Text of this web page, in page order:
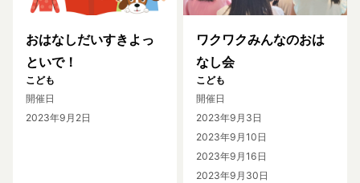
おはなしだいすきよっ
といで！
こども
開催日
2023年9月2日
ワクワクみんなのおは
なし会
こども
開催日
2023年9月3日
2023年9月10日
2023年9月16日
2023年9月30日